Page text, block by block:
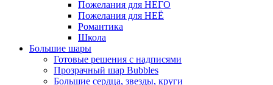
Пожелания для НЕГО
Пожелания для НЕЁ
Романтика
Школа
Большие шары
Готовые решения с надписями
Прозрачный шар Bubbles
Большие сердца, звезды, круги